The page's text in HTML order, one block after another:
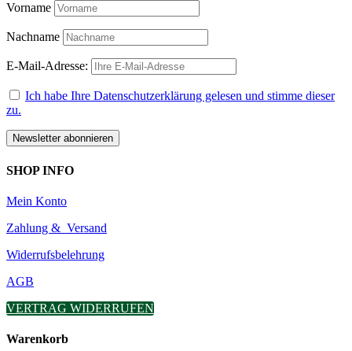
Vorname
Nachname
E-Mail-Adresse:
Ich habe Ihre Datenschutzerklärung gelesen und stimme dieser
zu.
SHOP INFO
Mein Konto
Zahlung & Versand
Widerrufsbelehrung
AGB
VERTRAG WIDERRUFEN
Warenkorb